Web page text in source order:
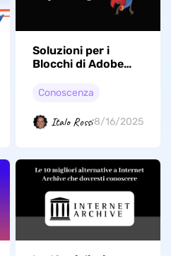
Soluzioni per i
Blocchi di Adobe
Strumenti
Conoscenza
Italo Rossi8/16/2025